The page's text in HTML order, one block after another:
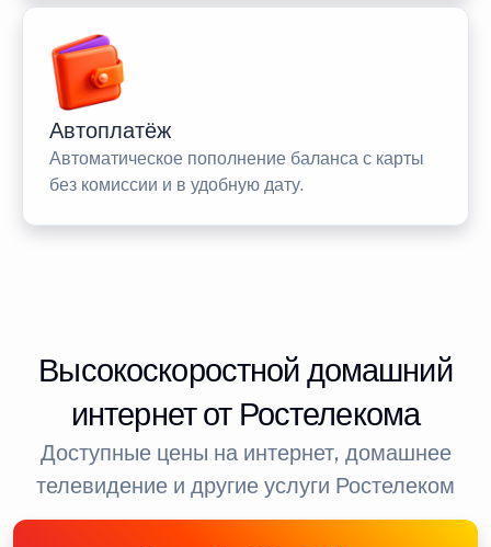
Автоплатёж
Автоматическое пополнение баланса с карты
без комиссии и в удобную дату.
Высокоскоростной домашний
интернет от Ростелекома
Доступные цены на интернет, домашнее
телевидение и другие услуги Ростелеком